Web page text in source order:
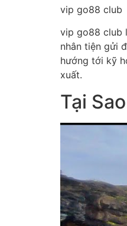
vip go88 club
vip go88 club
nhân tiện gửi
hướng tới kỹ
xuất.
Tại